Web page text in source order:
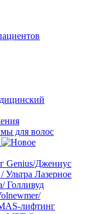
для волос
Genius/Джениус
Лазерное
Голливуд
лифтинг